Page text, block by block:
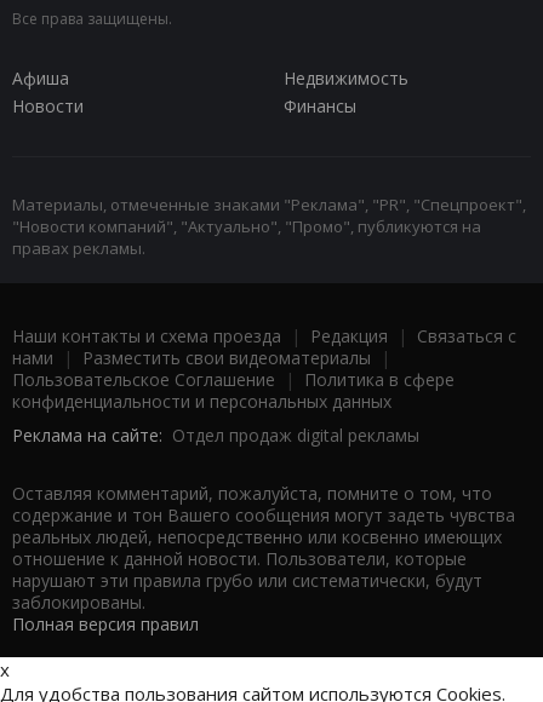
Все права защищены.
Афиша
Недвижимость
Новости
Финансы
Материалы, отмеченные знаками "Реклама", "PR", "Спецпроект",
"Новости компаний", "Актуально", "Промо", публикуются на
правах рекламы.
Наши контакты и схема проезда | Редакция | Связаться с
нами | Разместить свои видеоматериалы |
Пользовательское Соглашение |
Политика в сфере
конфиденциальности и персональных данных
Реклама на сайте: Отдел продаж digital рекламы
Оставляя комментарий, пожалуйста, помните о том, что
содержание и тон Вашего сообщения могут задеть чувства
реальных людей, непосредственно или косвенно имеющих
отношение к данной новости. Пользователи, которые
нарушают эти правила грубо или систематически, будут
заблокированы.
Полная версия правил
x
Для удобства пользования сайтом используются Cookies.